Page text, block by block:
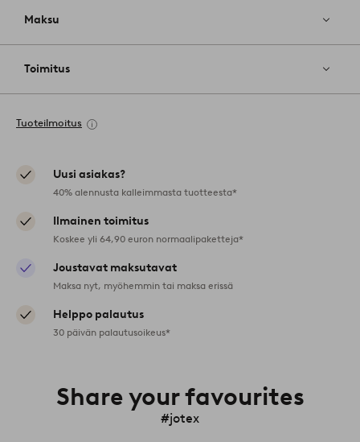
Maksu
Toimitus
Tuoteilmoitus
Uusi asiakas?
40% alennusta kalleimmasta tuotteesta*
Ilmainen toimitus
Koskee yli 64,90 euron normaalipaketteja*
Joustavat maksutavat
Maksa nyt, myöhemmin tai maksa erissä
Helppo palautus
30 päivän palautusoikeus*
Share your favourites
#jotex